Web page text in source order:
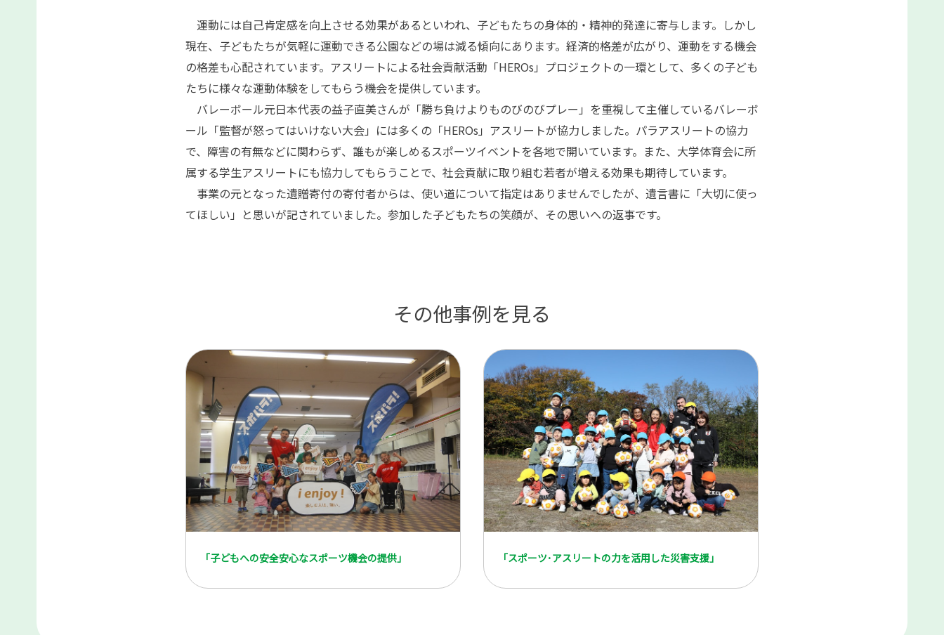
運動には自己肯定感を向上させる効果があるといわれ、子どもたちの身体的・精神的発達に寄与します。しかし
現在、子どもたちが気軽に運動できる公園などの場は減る傾向にあります。経済的格差が広がり、運動をする機会
の格差も心配されています。アスリートによる社会貢献活動「HEROs」プロジェクトの一環として、多くの子ども
たちに様々な運動体験をしてもらう機会を提供しています。
バレーボール元日本代表の益子直美さんが「勝ち負けよりものびのびプレー」を重視して主催しているバレーボ
ール「監督が怒ってはいけない大会」には多くの「HEROs」アスリートが協力しました。パラアスリートの協力
で、障害の有無などに関わらず、誰もが楽しめるスポーツイベントを各地で開いています。また、大学体育会に所
属する学生アスリートにも協力してもらうことで、社会貢献に取り組む若者が増える効果も期待しています。
事業の元となった遺贈寄付の寄付者からは、使い道について指定はありませんでしたが、遺言書に「大切に使っ
てほしい」と思いが記されていました。参加した子どもたちの笑顔が、その思いへの返事です。
その他事例を見る
「子どもへの安全安心なスポーツ機会の提供」 「スポーツ･アスリートの力を活用した災害支援」